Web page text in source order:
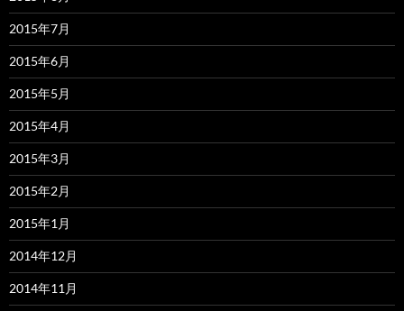
2015年7月
2015年6月
2015年5月
2015年4月
2015年3月
2015年2月
2015年1月
2014年12月
2014年11月